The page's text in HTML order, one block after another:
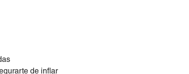
de inflar